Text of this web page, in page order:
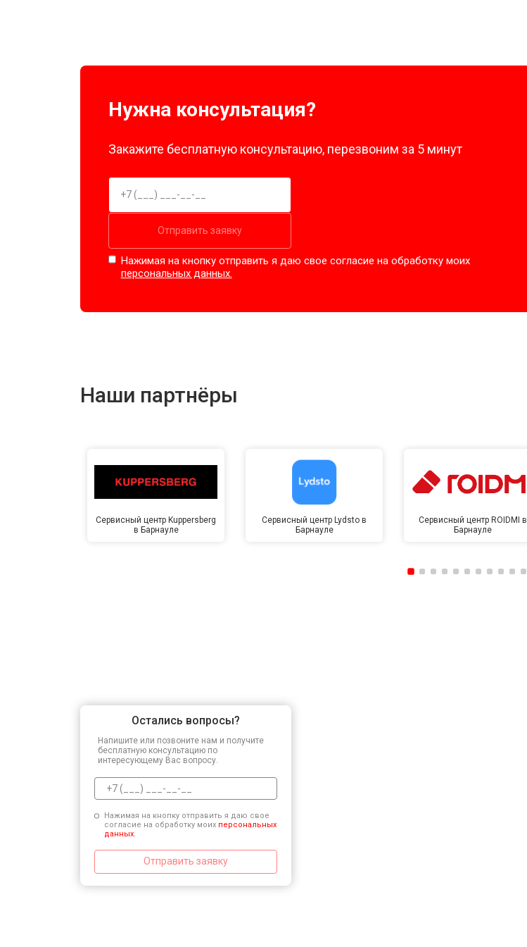
Нужна консультация?
Закажите бесплатную консультацию, перезвоним за 5 минут
Отправить заявку
Нажимая на кнопку отправить я даю свое согласие на обработку моих
персональных данных.
Наши партнёры
Сервисный центр Kuppersberg
в Барнауле
Сервисный центр Lydsto в
Барнауле
Сервисный центр ROIDMI в
Барнауле
Остались вопросы?
Напишите или позвоните нам и получите
бесплатную консультацию по
интересующему Вас вопросу.
Нажимая на кнопку отправить я даю свое
согласие на обработку моих персональных
данных.
Отправить заявку